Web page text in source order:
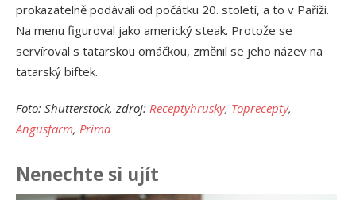
prokazatelně podávali od počátku 20. století, a to v Paříži.
Na menu figuroval jako americký steak. Protože se
servíroval s tatarskou omáčkou, změnil se jeho název na
tatarský biftek.
Foto: Shutterstock, zdroj: Receptyhrusky, Toprecepty,
Angusfarm, Prima
Nenechte si ujít